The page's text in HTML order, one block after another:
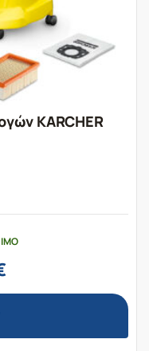
KARCHER